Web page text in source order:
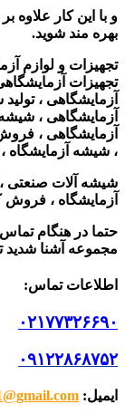
و با این کار علاوه
بهره مند شوید.
تجهیزات و لوازم
تجهیزات
آزمایشگاهی ،
آزمایشگاهی ،
آزمایشگاهی ،
، شیشه آزمایشگاه
شیشه آلات صنعتی
آزمایشگاه ، فروش
حتما در هنگام
مجموعه آشنا شدید
اطلاعات تماس:
۰۲۱۷۷۳۲۶۶۹۰
۰۹۱۲۲۸۶۸۷۵۲
ایمیل: